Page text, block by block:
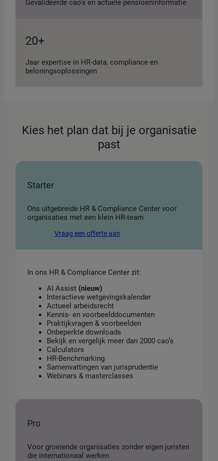
Gevalideerde cao’s en actuele pensioeninformatie
20+
Jaar expertise in HR-data, compliance en
beloningsoplossingen
Kies het plan dat bij je organisatie
past
Starter
Ons uitgebreide HR & Compliance Center voor
organisaties met een klein HR-team
Vraag een offerte aan
In ons HR & Compliance Center zit:
AI Assist (nieuw)
Interactieve wetgevingskalender
Actueel arbeidsrecht
Kennis- en voorbeelddocumenten
Praktijkvragen & voorbeelden
Onbeperkte downloads
Bekijk en vergelijk meer dan 2000 cao’s
Calculators
HR-Benchmarking
Samenvattingen van jurisprudentie
Webinars & masterclasses
Pro
Voor groeiende organisaties zonder eigen juristen
die internationaal werken